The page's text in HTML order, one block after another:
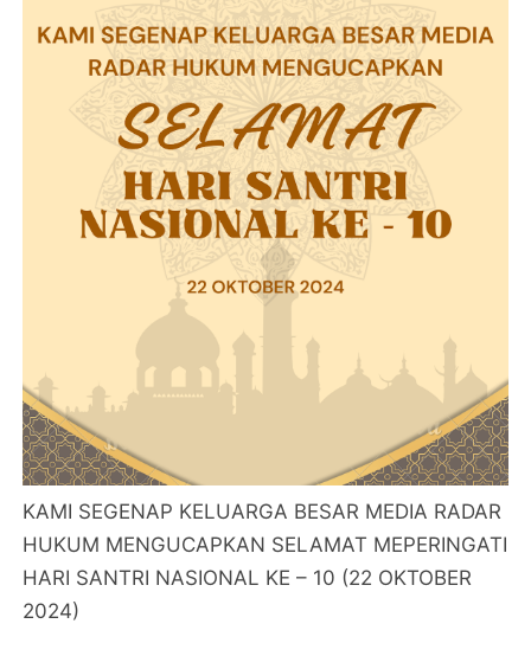
KAMI SEGENAP KELUARGA BESAR MEDIA RADAR
HUKUM MENGUCAPKAN SELAMAT MEPERINGATI
HARI SANTRI NASIONAL KE – 10 (22 OKTOBER
2024)